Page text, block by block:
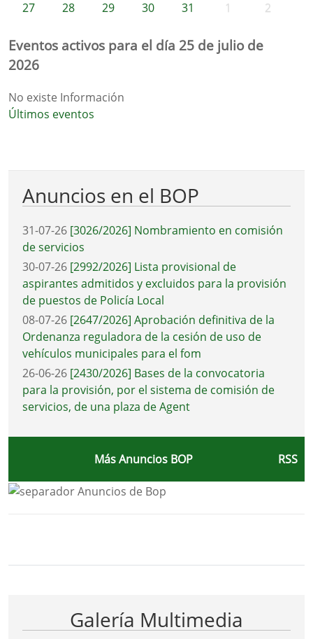
27
28 29 30 31 1 2
Eventos activos para el día 25 de julio de
2026
No existe Información
Últimos eventos
Anuncios en el BOP
31-07-26 [3026/2026] Nombramiento en comisión
de servicios
30-07-26 [2992/2026] Lista provisional de
aspirantes admitidos y excluidos para la provisión
de puestos de Policía Local
08-07-26 [2647/2026] Aprobación definitiva de la
Ordenanza reguladora de la cesión de uso de
vehículos municipales para el fom
26-06-26 [2430/2026] Bases de la convocatoria
para la provisión, por el sistema de comisión de
servicios, de una plaza de Agent
Más Anuncios BOP RSS
Galería Multimedia